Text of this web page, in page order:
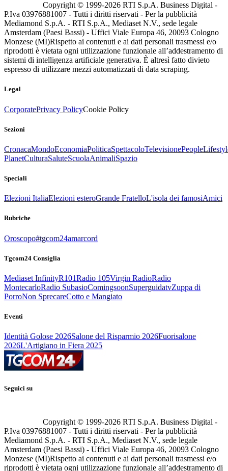
Copyright © 1999-2026 RTI S.p.A. Business Digital -
P.Iva 03976881007 - Tutti i diritti riservati - Per la pubblicità
Mediamond S.p.A. - RTI S.p.A., Mediaset N.V., sede legale
Amsterdam (Paesi Bassi) - Uffici Viale Europa 46, 20093 Cologno
Monzese (MI)Rispetto ai contenuti e ai dati personali trasmessi e/o
riprodotti è vietata ogni utilizzazione funzionale all’addestramento di
sistemi di intelligenza artificiale generativa. È altresì fatto divieto
espresso di utilizzare mezzi automatizzati di data scraping.
Legal
CorporatePrivacy PolicyCookie Policy
Sezioni
CronacaMondoEconomiaPoliticaSpettacoloTelevisionePeople
PlanetCulturaSaluteScuolaAnimaliSpazio
Speciali
Elezioni ItaliaElezioni esteroGrande FratelloL'isola dei famosiAmici
Rubriche
Oroscopo#tgcom24amarcord
Tgcom24 Consiglia
Mediaset InfinityR101Radio 105Virgin RadioRadio
MontecarloRadio SubasioComingsoonSuperguidatvZuppa di
PorroNon SprecareCotto e Mangiato
Eventi
Identità Golose 2026Salone del Risparmio 2026Fuorisalone
2026L'Artigiano in Fiera 2025
Seguici su
Copyright © 1999-2026 RTI S.p.A. Business Digital -
P.Iva 03976881007 - Tutti i diritti riservati - Per la pubblicità
Mediamond S.p.A. - RTI S.p.A., Mediaset N.V., sede legale
Amsterdam (Paesi Bassi) - Uffici Viale Europa 46, 20093 Cologno
Monzese (MI)Rispetto ai contenuti e ai dati personali trasmessi e/o
riprodotti è vietata ogni utilizzazione funzionale all’addestramento di